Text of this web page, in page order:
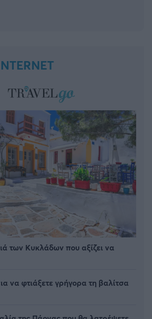
των Κυκλάδων που αξίζει να
να φτιάξετε γρήγορα τη βαλίτσα